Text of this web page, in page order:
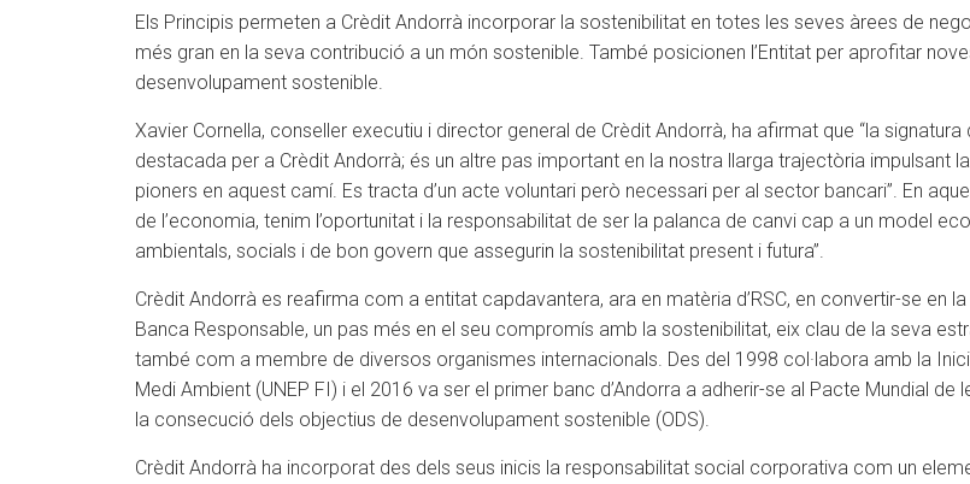
Els Principis permeten a Crèdit Andorrà incorporar la sostenibilitat en totes les seves àrees de
més gran en la seva contribució a un món sostenible. També posicionen l’Entitat per aprofitar
desenvolupament sostenible.
Xavier Cornella, conseller executiu i director general de Crèdit Andorrà, ha afirmat que “la
destacada per a Crèdit Andorrà; és un altre pas important en la nostra llarga trajectòria impulsant
pioners en aquest camí. Es tracta d’un acte voluntari però necessari per al sector bancari”. En
de l’economia, tenim l’oportunitat i la responsabilitat de ser la palanca de canvi cap a un model
ambientals, socials i de bon govern que assegurin la sostenibilitat present i futura”.
Crèdit Andorrà es reafirma com a entitat capdavantera, ara en matèria d’RSC, en convertir-se en
Banca Responsable, un pas més en el seu compromís amb la sostenibilitat, eix clau de la seva
també com a membre de diversos organismes internacionals. Des del 1998 col·labora amb la
Medi Ambient (UNEP FI) i el 2016 va ser el primer banc d’Andorra a adherir-se al Pacte Mundial
la consecució dels objectius de desenvolupament sostenible (ODS).
Crèdit Andorrà ha incorporat des dels seus inicis la responsabilitat social corporativa com un